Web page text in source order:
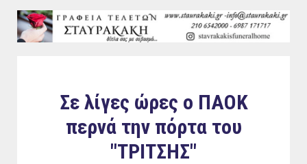
Σε λίγες ώρες ο ΠΑΟΚ
περνά την πόρτα του
"ΤΡΙΤΣΗΣ"